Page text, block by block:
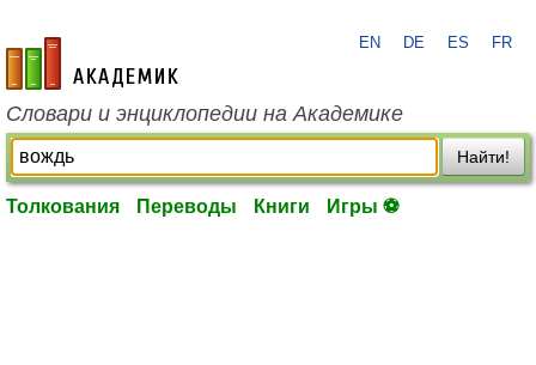
academic.ru
EN DE ES FR
Словари и энциклопедии на Академике
Найти!
Толкования Переводы Книги Игры ⚽